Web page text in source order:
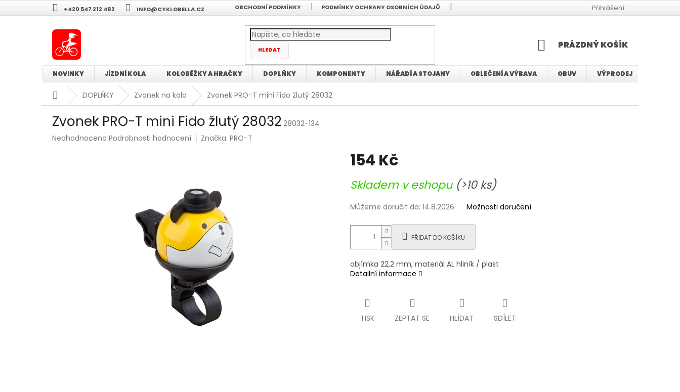
na
+420 547 212 482 INFO@CYKLOBELLA.CZ OBCHODNÍ PODMÍNKY PODMÍNKY OCHRANY OSOBNÍCH ÚDAJŮ JAK VYBRAT VELIKOST KOLA
Přihlášení
HLEDAT
NÁKUPNÍ
PRÁZDNÝ KOŠÍK
NOVINKY JÍZDNÍ KOLA KOLOBĚŽKY A HRAČKY DOPLŇKY KOMPONENTY NÁŘADÍ A STOJANY OBLEČENÍ A VÝBAVA OBUV VÝPRODEJ
DomůDOPLŇKY Zvonek na kolo Zvonek PRO-T mini Fido žlutý 28032
Zvonek PRO-T mini Fido žlutý 28032 28032-134
Průměrné
Neohodnoceno Podrobnosti hodnocení Značka:PRO-T
154 Kč
cena:
Skladem v eshopu (>10 ks)
Můžeme doručit do: 14.8.2026 Možnosti doručení
PŘIDAT DO KOŠÍKU
objímka 22,2 mm, materiál AL hliník / plast
Detailní informace
TISK ZEPTAT SE HLÍDAT SDÍLET